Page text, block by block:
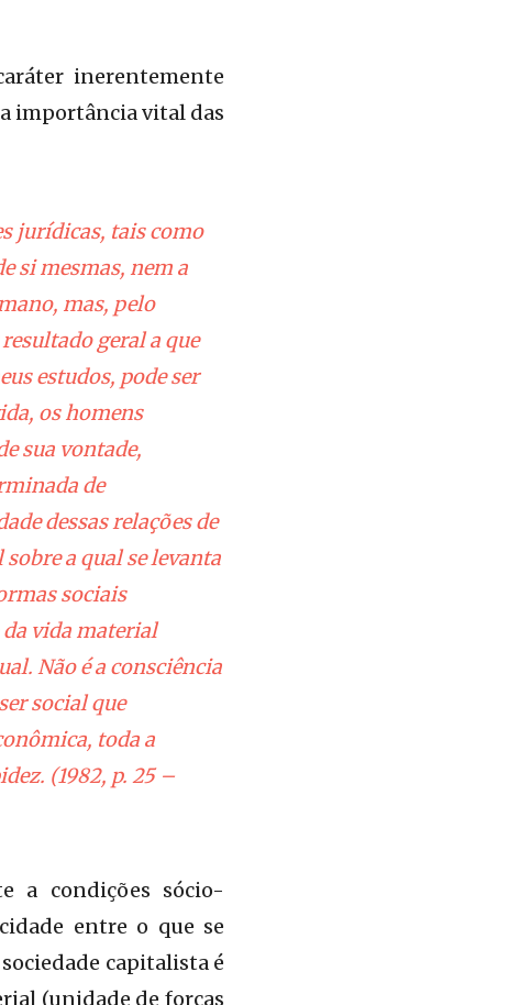
inerentemente
importância vital das
jurídicas, tais como
si mesmas, nem a
mas, pelo
geral a que
estudos, pode ser
os homens
sua vontade,
de
dessas relações de
a qual se levanta
sociais
da vida material
Não é a consciência
social que
toda a
(1982, p. 25 –
a condições sócio-
entre o que se
capitalista é
(unidade de forças